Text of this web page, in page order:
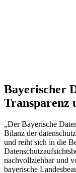
Bayerischer
Transparenz
„Der Bayerische
Bilanz der
und reiht sich in die
nachvollziehbar und
bayerische